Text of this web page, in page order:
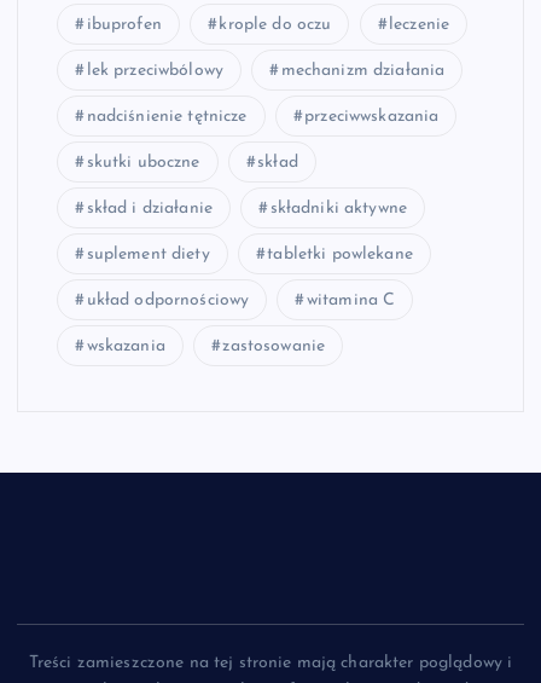
ibuprofen krople do oczu leczenie
lek przeciwbólowy mechanizm działania
nadciśnienie tętnicze przeciwwskazania
skutki uboczne skład
skład i działanie składniki aktywne
suplement diety tabletki powlekane
układ odpornościowy witamina C
wskazania zastosowanie
Treści zamieszczone na tej stronie mają charakter poglądowy i